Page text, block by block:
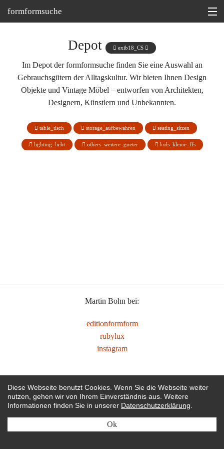
formformsuche
Depot
Martin Bohn @
Depot exib18_CS
Im Depot der formformsuche finden Sie eine Auswahl an
Gebrauchsgütern der Alltagskultur. Wir bieten Ihnen Design
Objekte und Vintage Möbel – entworfen von Architekten,
Designern, Künstlern und Unbekannten.
table_tisch storage_aufbewahren seating_sitzen
lighting_licht others_weitere_gueter kids_kleine_ffs
Martin Bohn bei:
editionformform
rubylux
instagram
Diese Webseite benutzt Cookies. Wenn Sie die Webseite weiter
nutzen, gehen wir von Ihrem Einverständnis aus. Weitere
Informationen finden Sie in unserer Datenschutzerklärung
Ok